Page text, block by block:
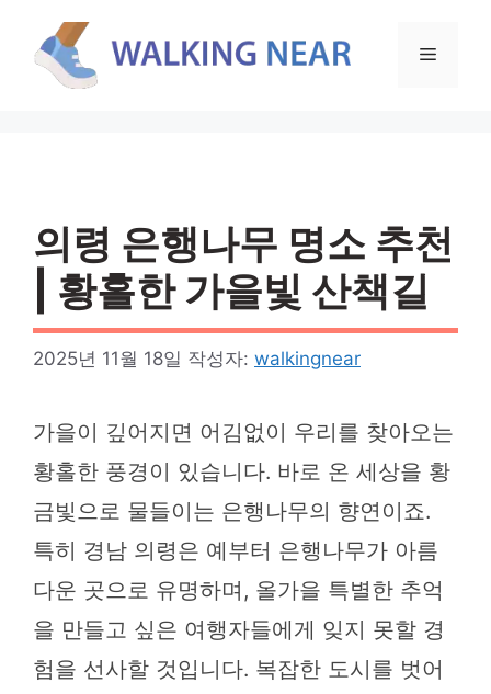
메
의령 은행나무 명소 추천
| 황홀한 가을빛 산책길
2025년 11월 18일 작성자: walkingnear
가을이 깊어지면 어김없이 우리를 찾아오는
황홀한 풍경이 있습니다. 바로 온 세상을 황
금빛으로 물들이는 은행나무의 향연이죠.
특히 경남 의령은 예부터 은행나무가 아름
다운 곳으로 유명하며, 올가을 특별한 추억
을 만들고 싶은 여행자들에게 잊지 못할 경
험을 선사할 것입니다. 복잡한 도시를 벗어